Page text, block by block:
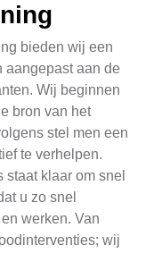
bieden wij een
aangepast aan de
Wij beginnen
bron van het
stel men een
te verhelpen.
staat klaar om snel
u zo snel
werken. Van
wij